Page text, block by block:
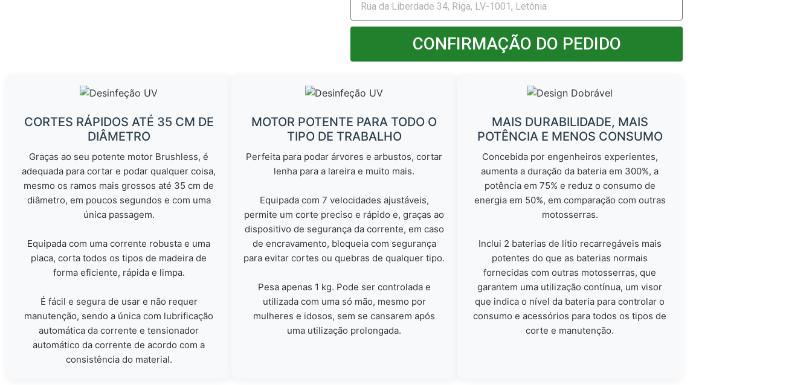
CONFIRMAÇÃO DO PEDIDO
CORTES RÁPIDOS ATÉ 35 CM DE
DIÂMETRO
Graças ao seu potente motor Brushless, é
adequada para cortar e podar qualquer coisa,
mesmo os ramos mais grossos até 35 cm de
diâmetro, em poucos segundos e com uma
única passagem.
Equipada com uma corrente robusta e uma
placa, corta todos os tipos de madeira de
forma eficiente, rápida e limpa.
É fácil e segura de usar e não requer
manutenção, sendo a única com lubrificação
automática da corrente e tensionador
automático da corrente de acordo com a
consistência do material.
MOTOR POTENTE PARA TODO O
TIPO DE TRABALHO
Perfeita para podar árvores e arbustos, cortar
lenha para a lareira e muito mais.
Equipada com 7 velocidades ajustáveis,
permite um corte preciso e rápido e, graças ao
dispositivo de segurança da corrente, em caso
de encravamento, bloqueia com segurança
para evitar cortes ou quebras de qualquer tipo.
Pesa apenas 1 kg. Pode ser controlada e
utilizada com uma só mão, mesmo por
mulheres e idosos, sem se cansarem após
uma utilização prolongada.
MAIS DURABILIDADE, MAIS
POTÊNCIA E MENOS CONSUMO
Concebida por engenheiros experientes,
aumenta a duração da bateria em 300%, a
potência em 75% e reduz o consumo de
energia em 50%, em comparação com outras
motosserras.
Inclui 2 baterias de lítio recarregáveis mais
potentes do que as baterias normais
fornecidas com outras motosserras, que
garantem uma utilização contínua, um visor
que indica o nível da bateria para controlar o
consumo e acessórios para todos os tipos de
corte e manutenção.